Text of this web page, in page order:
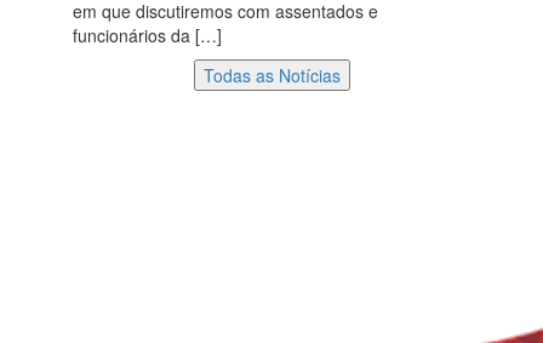
em que discutiremos com assentados e
funcionários da […]
Todas as Notícias